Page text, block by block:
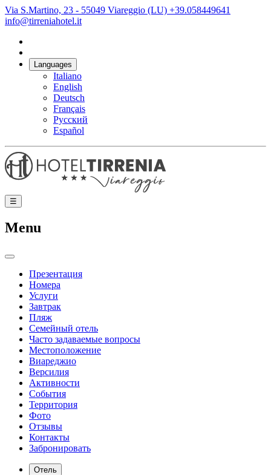
Via S.Martino, 23 - 55049 Viareggio (LU) +39.058449641
info@tirreniahotel.it
Languages
Italiano
English
Deutsch
Français
Русский
Español
☰
Menu
Презентация
Номера
Услуги
Завтрак
Пляж
Семейный отель
Часто задаваемые вопросы
Местоположение
Виареджио
Версилия
Активности
События
Территория
Фото
Отзывы
Контакты
Забронировать
Отель